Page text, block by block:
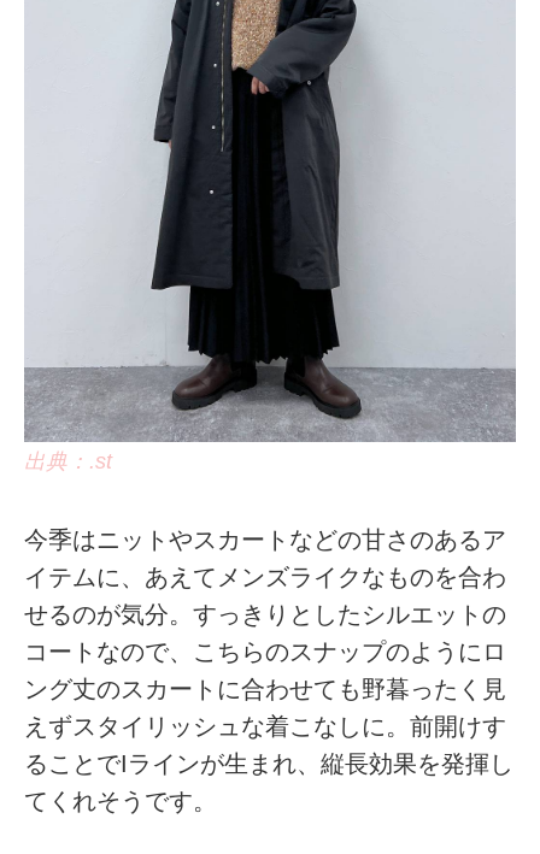
出典：.st
今季はニットやスカートなどの甘さのあるア
イテムに、あえてメンズライクなものを合わ
せるのが気分。すっきりとしたシルエットの
コートなので、こちらのスナップのようにロ
ング丈のスカートに合わせても野暮ったく見
えずスタイリッシュな着こなしに。前開けす
ることでIラインが生まれ、縦長効果を発揮し
てくれそうです。